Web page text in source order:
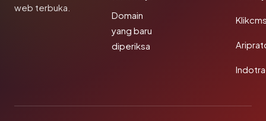
web terbuka.
Domain
yang baru
diperiksa